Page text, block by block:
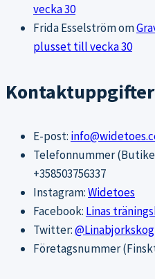
vecka 30
Frida Esselströmom
plusset till vecka 30
E-post:
Telefonnummer
+358503756337
Instagram:Widetoes
Facebook: Linas
Twitter:@Linabjorkskog
Företagsnummer